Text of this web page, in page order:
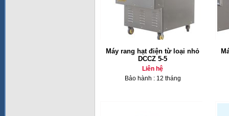
Máy rang hạt điện từ loại nhỏ
DCCZ 5-5
Liên hệ
Bảo hành : 12 tháng